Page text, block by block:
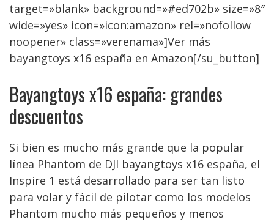
target=»blank» background=»#ed702b» size=»8″
wide=»yes» icon=»icon:amazon» rel=»nofollow
noopener» class=»verenama»]Ver más
bayangtoys x16 españa en Amazon[/su_button]
Bayangtoys x16 españa: grandes
descuentos
Si bien es mucho más grande que la popular
línea Phantom de DJI bayangtoys x16 españa, el
Inspire 1 está desarrollado para ser tan listo
para volar y fácil de pilotar como los modelos
Phantom mucho más pequeños y menos